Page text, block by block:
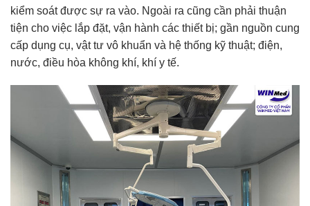
kiểm soát được sự ra vào. Ngoài ra cũng cần phải thuận
tiện cho việc lắp đặt, vận hành các thiết bị; gần nguồn cung
cấp dụng cụ, vật tư vô khuẩn và hệ thống kỹ thuật; điện,
nước, điều hòa không khí, khí y tế.